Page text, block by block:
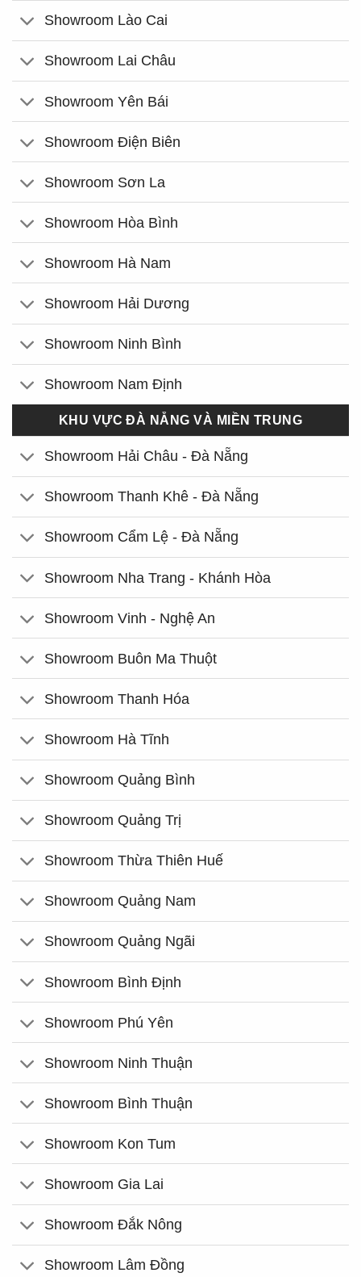
Showroom Lào Cai
Showroom Lai Châu
Showroom Yên Bái
Showroom Điện Biên
Showroom Sơn La
Showroom Hòa Bình
Showroom Hà Nam
Showroom Hải Dương
Showroom Ninh Bình
Showroom Nam Định
KHU VỰC ĐÀ NẴNG VÀ MIỀN TRUNG
Showroom Hải Châu - Đà Nẵng
Showroom Thanh Khê - Đà Nẵng
Showroom Cẩm Lệ - Đà Nẵng
Showroom Nha Trang - Khánh Hòa
Showroom Vinh - Nghệ An
Showroom Buôn Ma Thuột
Showroom Thanh Hóa
Showroom Hà Tĩnh
Showroom Quảng Bình
Showroom Quảng Trị
Showroom Thừa Thiên Huế
Showroom Quảng Nam
Showroom Quảng Ngãi
Showroom Bình Định
Showroom Phú Yên
Showroom Ninh Thuận
Showroom Bình Thuận
Showroom Kon Tum
Showroom Gia Lai
Showroom Đắk Nông
Showroom Lâm Đồng